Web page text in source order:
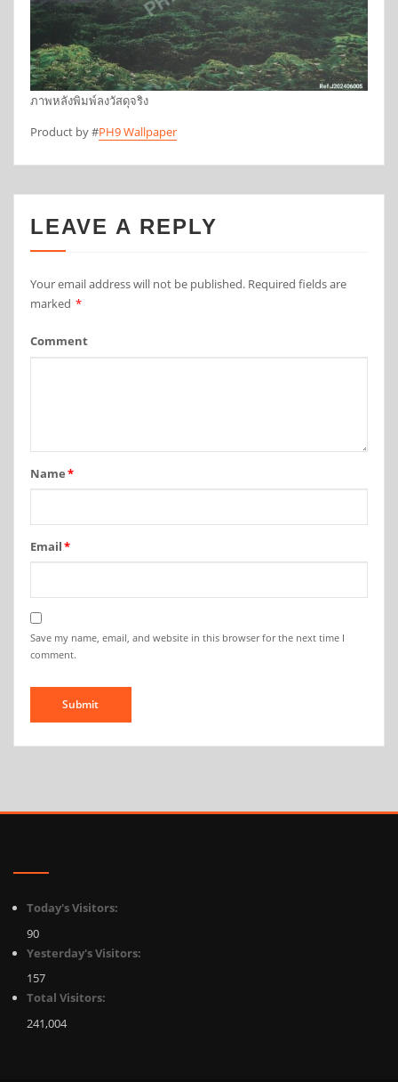
ภาพหลังพิมพ์ลงวัสดุจริง
Product by #PH9 Wallpaper
LEAVE A REPLY
Your email address will not be published. Required fields are
marked *
Comment
Name*
Email*
Save my name, email, and website in this browser for the next time I
comment.
Today's Visitors:
90
Yesterday's Visitors:
157
Total Visitors:
241,004